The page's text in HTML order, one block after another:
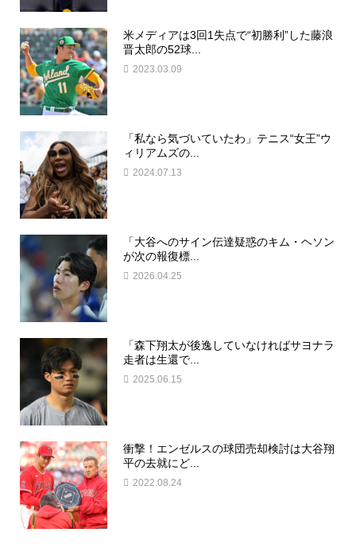
米メディアは3回1失点で“初勝利”した藤浪
晋太郎の52球...
2023.03.09
「私なら気づいていたわ」テニス“女王”ウ
ィリアムズの...
2024.07.13
「大谷へのサイン伝達疑惑のキム・ヘソン
が次の報復標...
2026.04.25
「森下翔太が後逸していなければサヨナラ
走者は生還で...
2025.06.15
衝撃！エンゼルスの球団売却検討は大谷翔
平の去就にど...
2022.08.24